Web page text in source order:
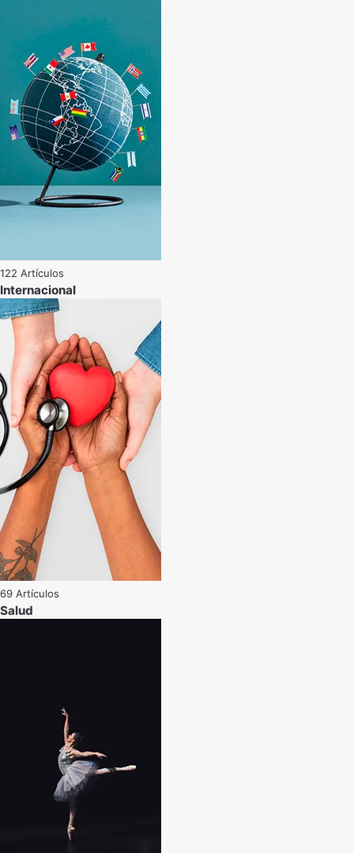
122 Artículos
Internacional
69 Artículos
Salud